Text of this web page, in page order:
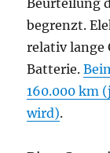
Beurteilung
begrenzt.
relativ lange
Batterie.
160.000 km
wird).